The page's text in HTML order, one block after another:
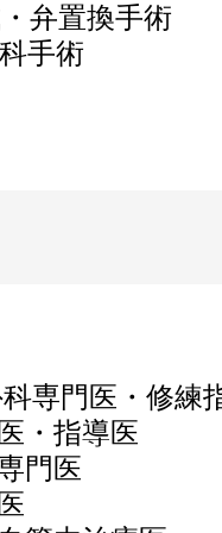
弁置換手術
手術
専門医・修練
・指導医
門医